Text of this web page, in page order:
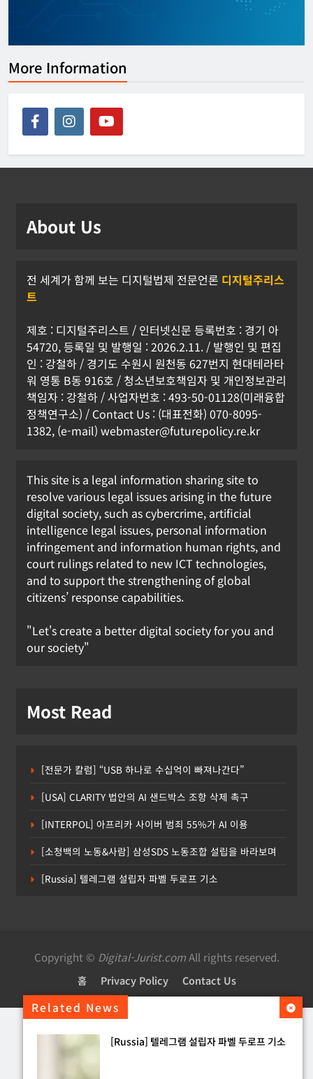
Related News
[Russia] 텔레그램 설립자 파벨 두로프 기소
More Information
About Us
전 세계가 함께 보는 디지털법제 전문언론 디지털주리스
트
제호 : 디지털주리스트 / 인터넷신문 등록번호 : 경기 아
54720, 등록일 및 발행일 : 2026.2.11. / 발행인 및 편집
인 : 강철하 / 경기도 수원시 원천동 627번지 현대테라타
워 영통 B동 916호 / 청소년보호책임자 및 개인정보관리
책임자 : 강철하 / 사업자번호 : 493-50-01128(미래융합
정책연구소) / Contact Us : (대표전화) 070-8095-
1382, (e-mail) webmaster@futurepolicy.re.kr
This site is a legal information sharing site to
resolve various legal issues arising in the future
digital society, such as cybercrime, artificial
intelligence legal issues, personal information
infringement and information human rights, and
court rulings related to new ICT technologies,
and to support the strengthening of global
citizens’ response capabilities.
"Let's create a better digital society for you and
our society"
Most Read
[전문가 칼럼] “USB 하나로 수십억이 빠져나간다”
[USA] CLARITY 법안의 AI 샌드박스 조항 삭제 촉구
[INTERPOL] 아프리카 사이버 범죄 55%가 AI 이용
[소청백의 노동&사람] 삼성SDS 노동조합 설립을 바라보며
[Russia] 텔레그램 설립자 파벨 두로프 기소
Copyright © Digital-Jurist.comAll rights reserved.
홈 Privacy Policy Contact Us